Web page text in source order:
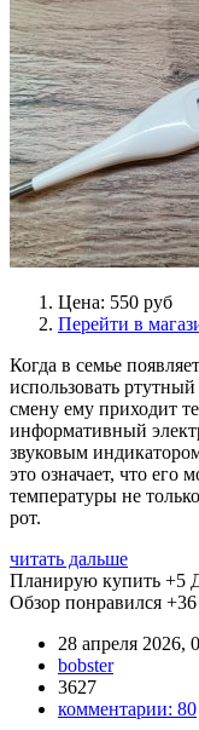
Цена: 550 руб
Перейти в
Когда в семье
использовать
смену ему приходит
информативный
звуковым
это означает, что его
температуры не
рот.
читать дальше
Планирую купить +5
Обзор понравился +36
28 апреля 2026,
bobster
3627
комментарии: 80